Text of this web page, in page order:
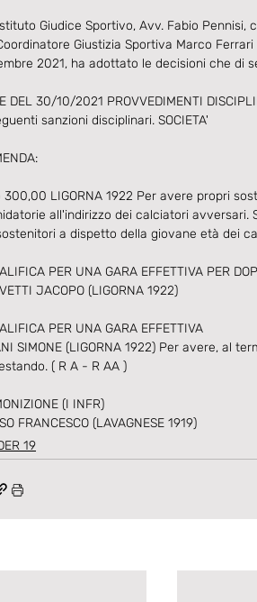
Giudice Sportivo, Avv. Fabio Pennisi,
Giustizia Sportiva Marco
2021, ha adottato le decisioni che di
DEL 30/10/2021 PROVVEDIMENTI
sanzioni disciplinari. SOCIETA'
300,00 LIGORNA 1922 Per avere propri
all'indirizzo dei calciatori
a dispetto della giovane età dei
PER UNA GARA EFFETTIVA PER
JACOPO (LIGORNA 1922)
PER UNA GARA EFFETTIVA
SIMONE (LIGORNA 1922) Per avere, al
( R A - R AA )
(I INFR)
FRANCESCO (LAVAGNESE 1919)
19